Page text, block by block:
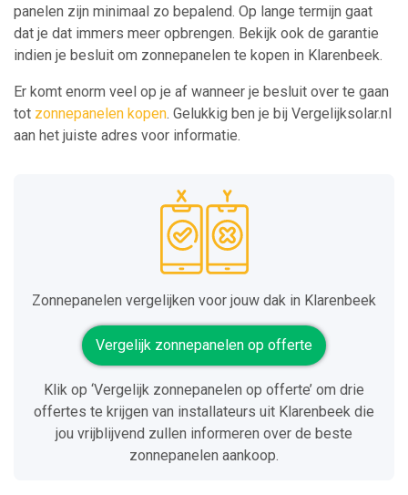
panelen zijn minimaal zo bepalend. Op lange termijn gaat
dat je dat immers meer opbrengen. Bekijk ook de garantie
indien je besluit om zonnepanelen te kopen in Klarenbeek.
Er komt enorm veel op je af wanneer je besluit over te gaan
tot zonnepanelen kopen. Gelukkig ben je bij Vergelijksolar.nl
aan het juiste adres voor informatie.
Zonnepanelen vergelijken voor jouw dak in Klarenbeek
Vergelijk zonnepanelen op offerte
Klik op ‘Vergelijk zonnepanelen op offerte’ om drie
offertes te krijgen van installateurs uit Klarenbeek die
jou vrijblijvend zullen informeren over de beste
zonnepanelen aankoop.